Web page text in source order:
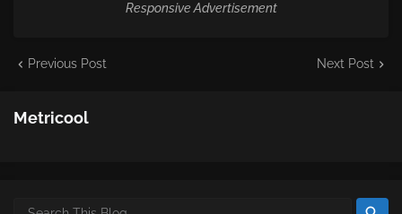
Responsive Advertisement
Previous Post Next Post
Metricool